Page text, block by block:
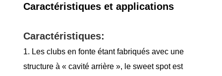
Caractéristiques et applications
Caractéristiques:
1. Les clubs en fonte étant fabriqués avec une
structure à « cavité arrière », le sweet spot est